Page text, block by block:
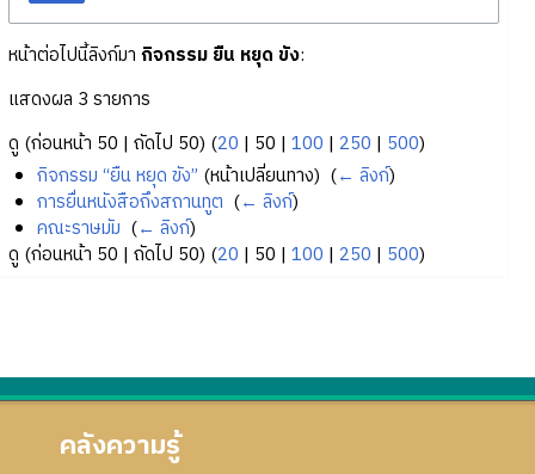
หน้าต่อไปนี้ลิงก์มา กิจกรรม ยืน หยุด ขัง:
แสดงผล 3 รายการ
ดู (ก่อนหน้า 50 | ถัดไป 50) (20 | 50 | 100 | 250 | 500)
กิจกรรม “ยืน หยุด ขัง” (หน้าเปลี่ยนทาง) ‎ (← ลิงก์)
การยื่นหนังสือถึงสถานทูต (← ลิงก์)
คณะราษมัม (← ลิงก์)
ดู (ก่อนหน้า 50 | ถัดไป 50) (20 | 50 | 100 | 250 | 500)
คลังความรู้